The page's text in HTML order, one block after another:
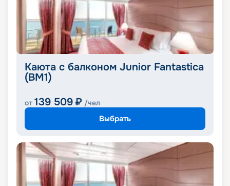
Каюта с балконом Junior Fantastica
(BM1)
от 139 509 ₽ /чел
Выбрать